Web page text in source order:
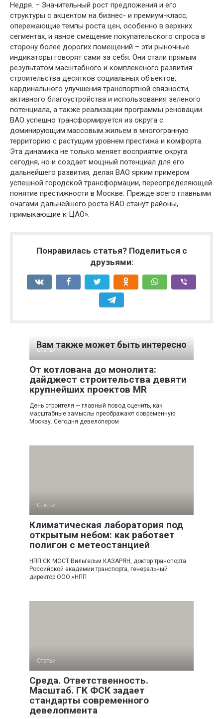
Недря. – Значительный рост предложения и его
структуры с акцентом на бизнес- и премиум-класс,
опережающие темпы роста цен, особенно в верхних
сегментах, и явное смещение покупательского спроса в
сторону более дорогих помещений – эти рыночные
индикаторы говорят сами за себя. Они стали прямым
результатом масштабного и комплексного развития:
строительства десятков социальных объектов,
кардинального улучшения транспортной связности,
активного благоустройства и использования зеленого
потенциала, а также реализации программы реновации.
ВАО успешно трансформируется из округа с
доминирующим массовым жильем в многогранную
территорию с растущим уровнем престижа и комфорта.
Эта динамика не только меняет восприятие округа
сегодня, но и создает мощный потенциал для его
дальнейшего развития, делая ВАО ярким примером
успешной городской трансформации, переопределяющей
понятие престижности в Москве. Прежде всего главными
очагами дальнейшего роста ВАО станут районы,
примыкающие к ЦАО».
Понравилась статья? Поделиться с
друзьями:
Вам также может быть интересно
Статьи
От котлована до монолита:
дайджест строительства девяти
крупнейших проектов MR
День строителя — главный повод оценить, как
масштабные замыслы преображают современную
Москву. Сегодня девелопером
Статьи
Климатическая лаборатория под
открытым небом: как работает
полигон с метеостанцией
НПП СК МОСТ Вильгельм КАЗАРЯН, доктор транспорта
Российской академии транспорта, генеральный
директор ООО «НПП
Статьи
Среда. Ответственность.
Масштаб. ГК ФСК задает
стандарты современного
девелопмента